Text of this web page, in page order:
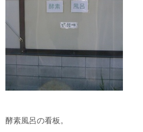
酵素風呂の看板。